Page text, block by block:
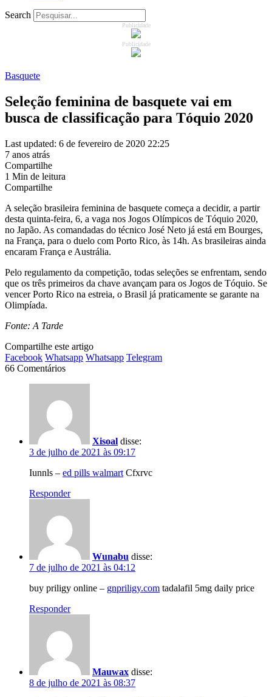
Search
Publicidade
Publicidade
Basquete
Seleção feminina de basquete vai em
busca de classificação para Tóquio 2020
Last updated: 6 de fevereiro de 2020 22:25
7 anos atrás
Compartilhe
1 Min de leitura
Compartilhe
A seleção brasileira feminina de basquete começa a decidir, a partir
desta quinta-feira, 6, a vaga nos Jogos Olímpicos de Tóquio 2020,
no Japão. As comandadas do técnico José Neto já está em Bourges,
na França, para o duelo com Porto Rico, às 14h. As brasileiras ainda
encaram França e Austrália.
Pelo regulamento da competição, todas seleções se enfrentam, sendo
que os três primeiros da chave avançam para os Jogos de Tóquio. Se
vencer Porto Rico na estreia, o Brasil já praticamente se garante na
Olimpíada.
Fonte: A Tarde
Compartilhe este artigo
Facebook Whatsapp Whatsapp Telegram
66 Comentários
Xisoal disse:
3 de julho de 2021 às 09:17
Iunnls – ed pills walmart Cfxrvc
Responder
Wunabu disse:
7 de julho de 2021 às 04:12
buy priligy online – gnpriligy.com tadalafil 5mg daily price
Responder
Mauwax disse:
8 de julho de 2021 às 08:37